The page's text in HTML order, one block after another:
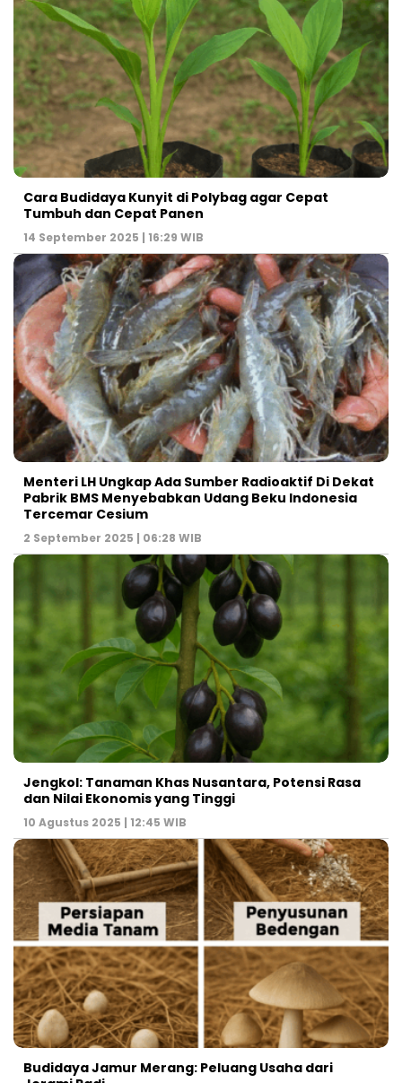
Cara Budidaya Kunyit di Polybag agar Cepat
Tumbuh dan Cepat Panen
14 September 2025 | 16:29 WIB
Menteri LH Ungkap Ada Sumber Radioaktif Di Dekat
Pabrik BMS Menyebabkan Udang Beku Indonesia
Tercemar Cesium
2 September 2025 | 06:28 WIB
Jengkol: Tanaman Khas Nusantara, Potensi Rasa
dan Nilai Ekonomis yang Tinggi
10 Agustus 2025 | 12:45 WIB
Budidaya Jamur Merang: Peluang Usaha dari